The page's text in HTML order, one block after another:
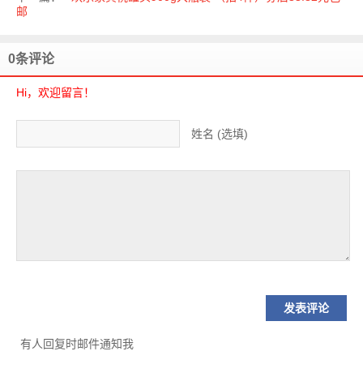
邮
0条评论
Hi，欢迎留言！
姓名 (选填)
有人回复时邮件通知我